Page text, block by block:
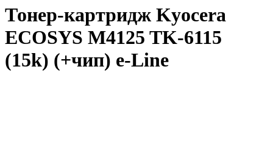
Тонер-картридж Kyocera
ECOSYS M4125 TK-6115
(15k) (+чип) e-Line